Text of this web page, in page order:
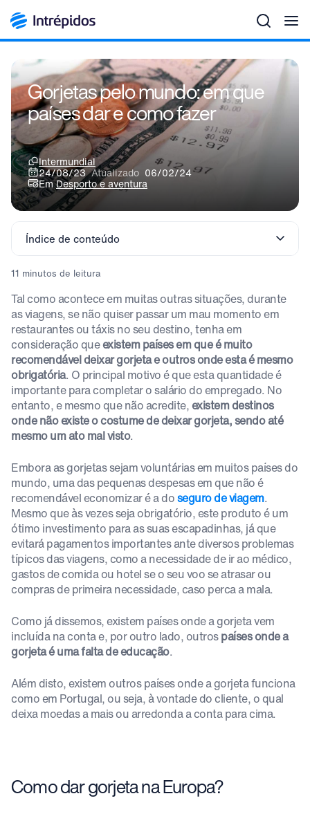
Gorjetas pelo mundo: em que
países dar e como fazer
Intermundial
24/08/23Atualizado 06/02/24
EmDesporto e aventura
Índice de conteúdo
11 minutos de leitura
Tal como acontece em muitas outras situações, durante
as viagens, se não quiser passar um mau momento em
restaurantes ou táxis no seu destino, tenha em
consideração queexistem países em que é muito
recomendável deixar gorjeta e outros onde esta é mesmo
obrigatória. O principal motivo é que esta quantidade é
importante para completar o salário do empregado. No
entanto, e mesmo que não acredite,existem destinos
onde não existe o costume de deixar gorjeta, sendo até
mesmo um ato mal visto.
Embora as gorjetas sejam voluntárias em muitos países do
mundo, uma das pequenas despesas em que não é
recomendável economizar é a doseguro de viagem.
Mesmo que às vezes seja obrigatório, este produto é um
ótimo investimento para as suas escapadinhas, já que
evitará pagamentos importantes ante diversos problemas
típicos das viagens, como a necessidade de ir ao médico,
gastos de comida ou hotel se o seu voo se atrasar ou
compras de primeira necessidade, caso perca a mala.
Como já dissemos, existem países onde a gorjeta vem
incluída na conta e, por outro lado, outrospaíses onde a
gorjeta é uma falta de educação.
Além disto, existem outros países onde a gorjeta funciona
como em Portugal, ou seja, à vontade do cliente, o qual
deixa moedas a mais ou arredonda a conta para cima.
Como dar gorjeta na Europa?